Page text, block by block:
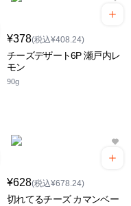
¥378(税込¥408.24)
チーズデザート6P 瀬戸内レ
モン
90g
¥628(税込¥678.24)
切れてるチーズ カマンベー